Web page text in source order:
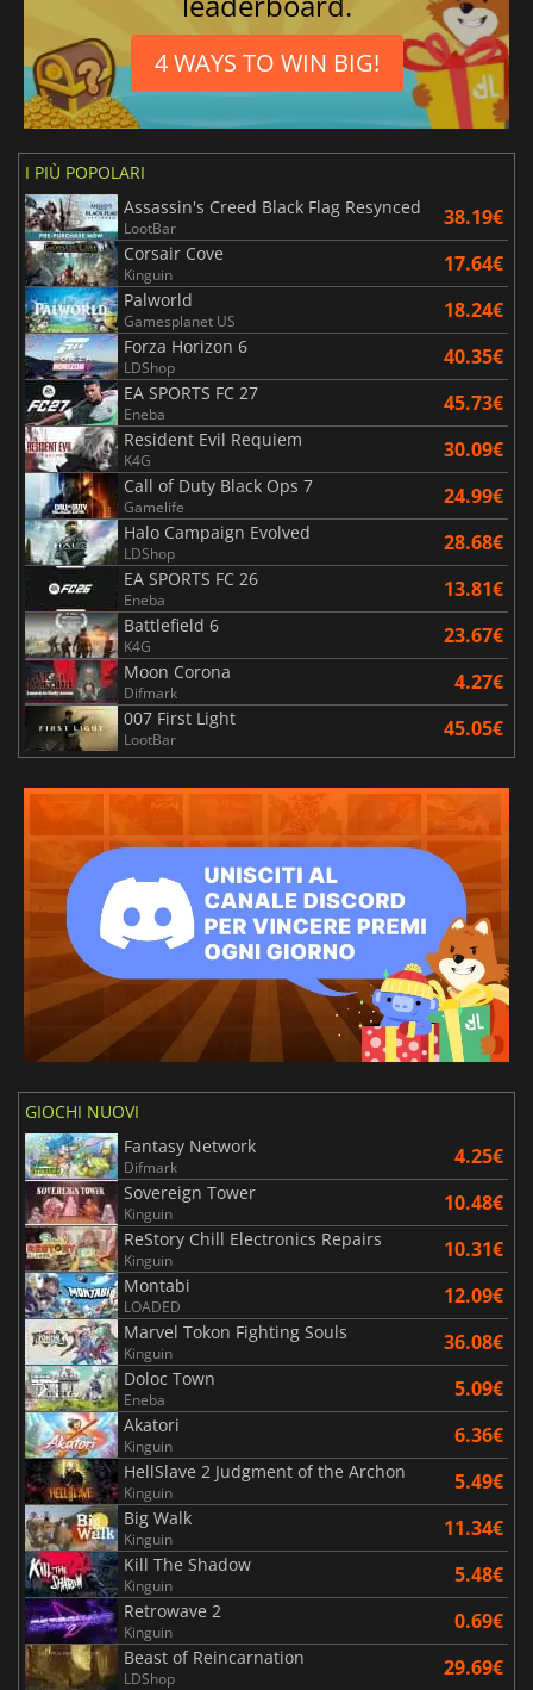
4 WAYS TO WIN BIG!
I PIÙ POPOLARI
Assassin's Creed Black Flag Resynced
LootBar 38.19€
Corsair Cove
Kinguin 17.64€
Palworld
Gamesplanet US 18.24€
Forza Horizon 6
LDShop 40.35€
EA SPORTS FC 27
Eneba 45.73€
Resident Evil Requiem
K4G 30.09€
Call of Duty Black Ops 7
Gamelife 24.99€
Halo Campaign Evolved
LDShop 28.68€
EA SPORTS FC 26
Eneba 13.81€
Battlefield 6
K4G 23.67€
Moon Corona
Difmark 4.27€
007 First Light
LootBar 45.05€
GIOCHI NUOVI
Fantasy Network
Difmark 4.25€
Sovereign Tower
Kinguin 10.48€
ReStory Chill Electronics Repairs
Kinguin 10.31€
Montabi
LOADED 12.09€
Marvel Tokon Fighting Souls
Kinguin 36.08€
Doloc Town
Eneba 5.09€
Akatori
Kinguin 6.36€
HellSlave 2 Judgment of the Archon
Kinguin 5.49€
Big Walk
Kinguin 11.34€
Kill The Shadow
Kinguin 5.48€
Retrowave 2
Kinguin 0.69€
Beast of Reincarnation
LDShop 29.69€